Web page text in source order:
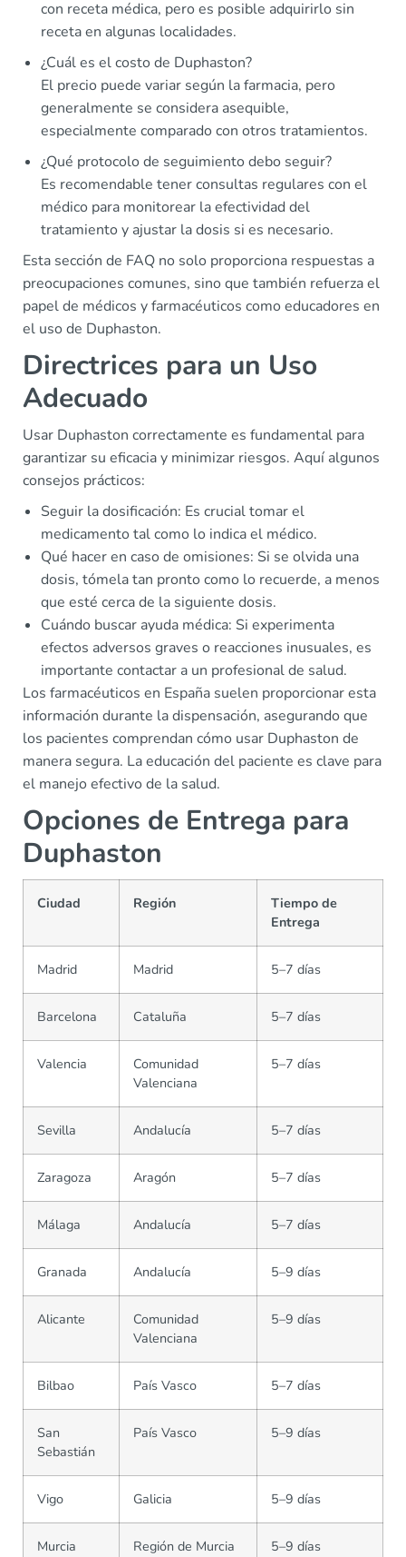
con receta médica, pero es posible adquirirlo sin
receta en algunas localidades.
¿Cuál es el costo de Duphaston?
El precio puede variar según la farmacia, pero
generalmente se considera asequible,
especialmente comparado con otros tratamientos.
¿Qué protocolo de seguimiento debo seguir?
Es recomendable tener consultas regulares con el
médico para monitorear la efectividad del
tratamiento y ajustar la dosis si es necesario.
Esta sección de FAQ no solo proporciona respuestas a
preocupaciones comunes, sino que también refuerza el
papel de médicos y farmacéuticos como educadores en
el uso de Duphaston.
Directrices para un Uso
Adecuado
Usar Duphaston correctamente es fundamental para
garantizar su eficacia y minimizar riesgos. Aquí algunos
consejos prácticos:
Seguir la dosificación: Es crucial tomar el
medicamento tal como lo indica el médico.
Qué hacer en caso de omisiones: Si se olvida una
dosis, tómela tan pronto como lo recuerde, a menos
que esté cerca de la siguiente dosis.
Cuándo buscar ayuda médica: Si experimenta
efectos adversos graves o reacciones inusuales, es
importante contactar a un profesional de salud.
Los farmacéuticos en España suelen proporcionar esta
información durante la dispensación, asegurando que
los pacientes comprendan cómo usar Duphaston de
manera segura. La educación del paciente es clave para
el manejo efectivo de la salud.
Opciones de Entrega para
Duphaston
Ciudad Región
Tiempo de
Entrega
Madrid Madrid 5–7 días
Barcelona Cataluña 5–7 días
Valencia
Comunidad
Valenciana
5–7 días
Sevilla Andalucía 5–7 días
Zaragoza Aragón 5–7 días
Málaga Andalucía 5–7 días
Granada Andalucía 5–9 días
Alicante
Comunidad
Valenciana
5–9 días
Bilbao País Vasco 5–7 días
San
Sebastián
País Vasco 5–9 días
Vigo Galicia 5–9 días
Murcia Región de Murcia 5–9 días